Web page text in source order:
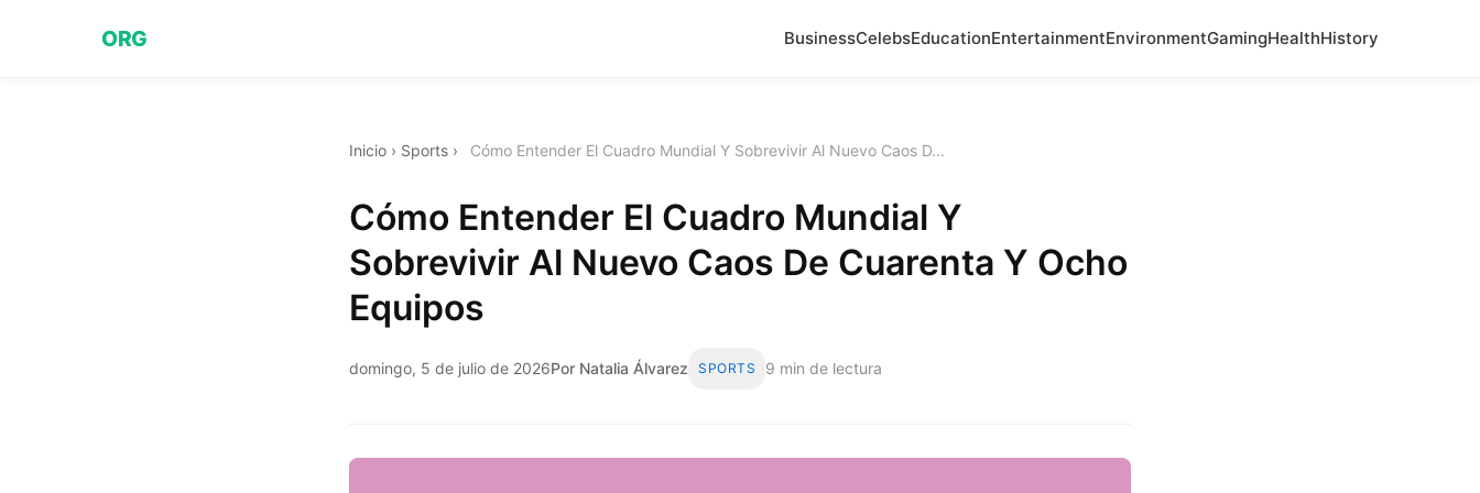
ORG BusinessCelebsEducationEntertainmentEnvironmentGamingHealthHistory
Inicio › Sports › Cómo Entender El Cuadro Mundial Y Sobrevivir Al Nuevo Caos D...
Cómo Entender El Cuadro Mundial Y
Sobrevivir Al Nuevo Caos De Cuarenta Y Ocho
Equipos
domingo, 5 de julio de 2026Por Natalia Álvarez SPORTS 9 min de lectura